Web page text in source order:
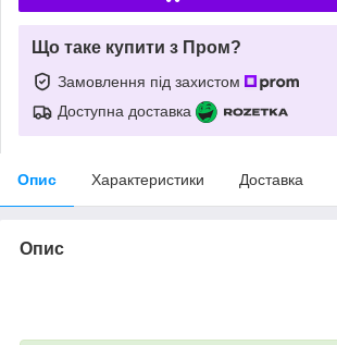
Що таке купити з Пром?
Замовлення під захистом
Доступна доставка
Опис Характеристики Доставка
Опис